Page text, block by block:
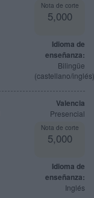
Nota de corte
5,000
Idioma de
enseñanza:
Bilingüe
(castellano/
Valencia
Presencial
Nota de corte
5,000
Idioma de
enseñanza:
Inglés